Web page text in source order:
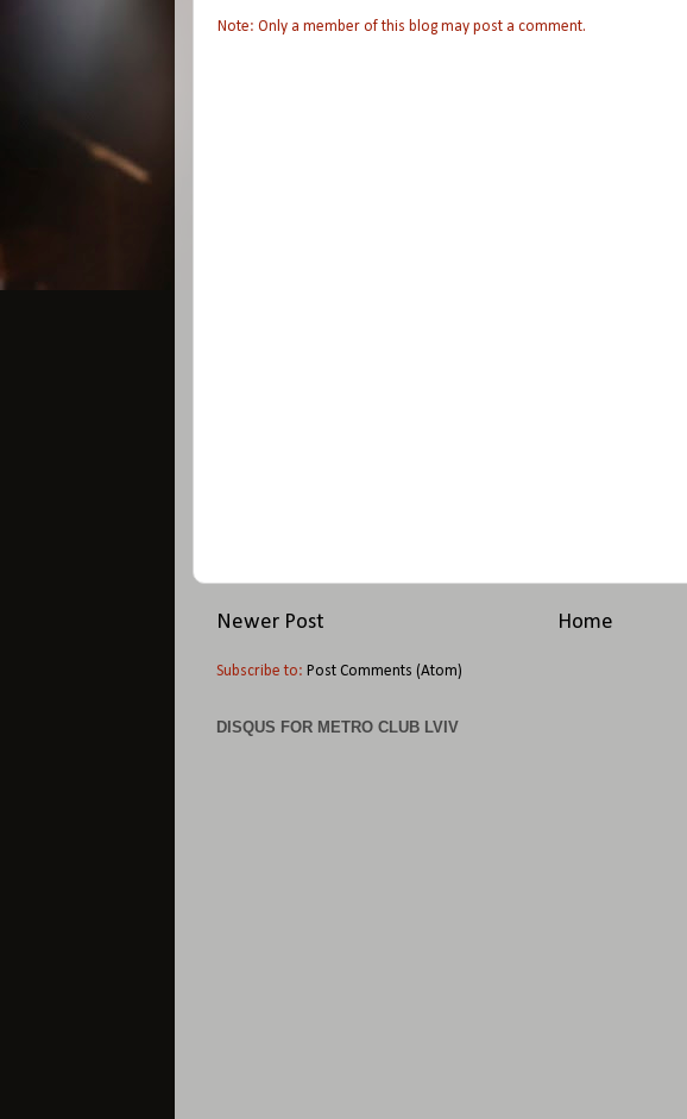
Note: Only a member of this blog may post a comment.
Newer Post Home
Subscribe to: Post Comments (Atom)
DISQUS FOR METRO CLUB LVIV